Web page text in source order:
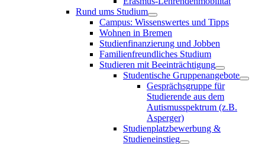
Rund ums Studium
Campus: Wissenswertes und Tipps
Wohnen in Bremen
Studienfinanzierung und Jobben
Familienfreundliches Studium
Studieren mit Beeinträchtigung
Studentische Gruppenangebote
Gesprächsgruppe für
Studierende aus dem
Autismusspektrum (z.B.
Asperger)
Studienplatzbewerbung &
Studieneinstieg